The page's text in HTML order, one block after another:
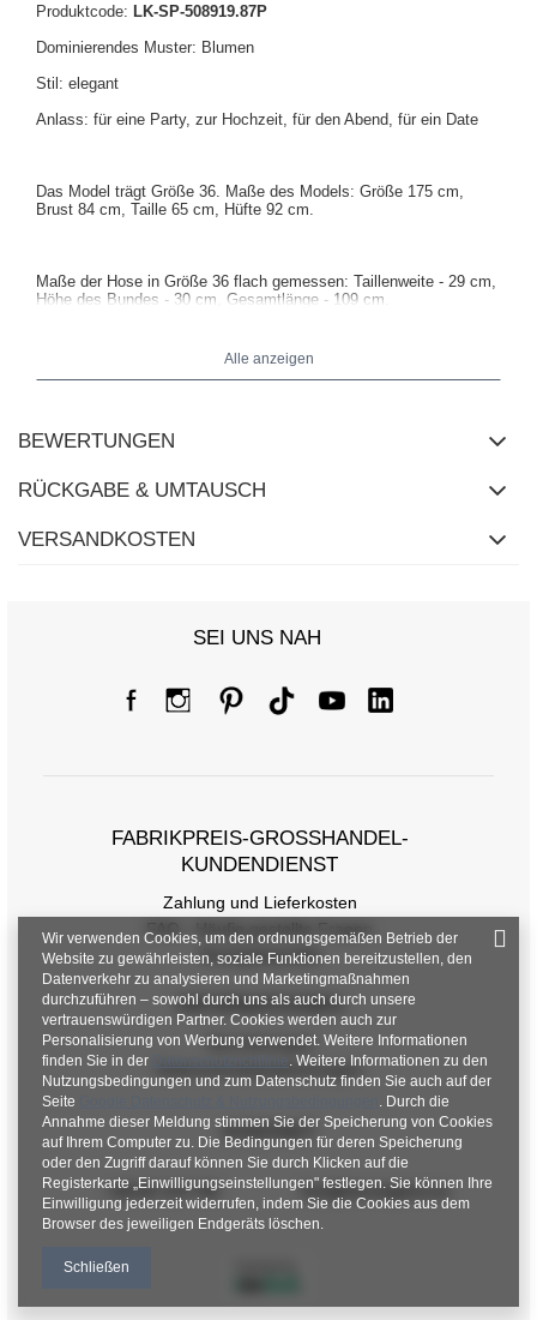
Produktcode: LK-SP-508919.87P
Dominierendes Muster: Blumen
Stil: elegant
Anlass: für eine Party, zur Hochzeit, für den Abend, für ein Date
Das Model trägt Größe 36. Maße des Models: Größe 175 cm,
Brust 84 cm, Taille 65 cm, Hüfte 92 cm.
Maße der Hose in Größe 36 flach gemessen: Taillenweite - 29 cm,
Höhe des Bundes - 30 cm, Gesamtlänge - 109 cm.
Alle anzeigen
BEWERTUNGEN
RÜCKGABE & UMTAUSCH
VERSANDKOSTEN
SEI UNS NAH
FABRIKPREIS-GROSSHANDEL-K
UNDENDIENST
Zahlung und Lieferkosten
FAQ - Häufig gestellte Fragen
Rückgabepolitik
INFORMATIONEN
Verordnungen
Datenschutzbestimmungen
KONTAKT
+48 601 547 740 hurt@factoryprice.eu
Wir verwenden Cookies, um den ordnungsgemäßen Betrieb der
Website zu gewährleisten, soziale Funktionen bereitzustellen, den
Datenverkehr zu analysieren und Marketingmaßnahmen
durchzuführen – sowohl durch uns als auch durch unsere
vertrauenswürdigen Partner. Cookies werden auch zur
Personalisierung von Werbung verwendet. Weitere Informationen
finden Sie in der
Datenschutzrichtlinie. Weitere Informationen zu den
Nutzungsbedingungen und zum Datenschutz finden Sie auch auf der
Seite
. Durch die
Annahme dieser Meldung stimmen Sie der Speicherung von Cookies
auf Ihrem Computer zu. Die Bedingungen für deren Speicherung
oder den Zugriff darauf können Sie durch Klicken auf die
Registerkarte „Einwilligungseinstellungen" festlegen. Sie können Ihre
Einwilligung jederzeit widerrufen, indem Sie die Cookies aus dem
Browser des jeweiligen Endgeräts löschen.
Schließen